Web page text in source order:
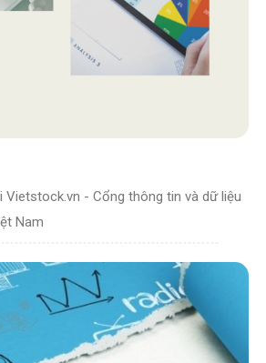
Vietstock.vn - Cổng thông tin và dữ liệu
Nam